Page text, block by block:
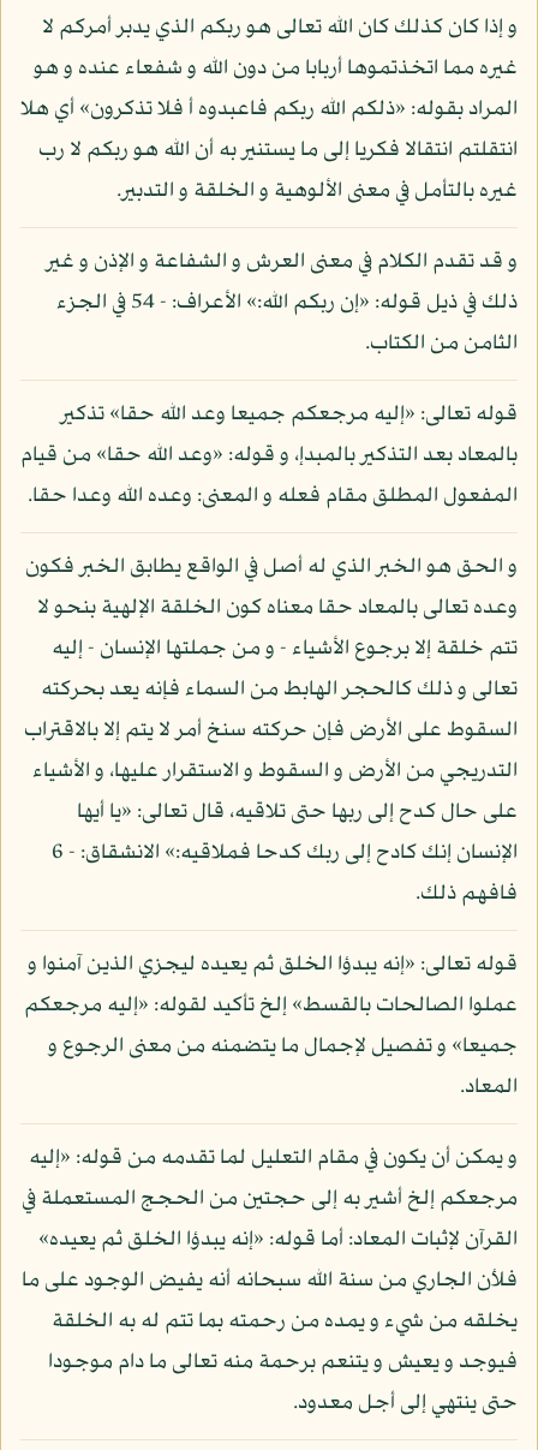
و إذا كان كذلك كان الله تعالى هو ربكم الذي يدبر أمركم لا
غيره مما اتخذتموها أربابا من دون الله و شفعاء عنده و هو
المراد بقوله: «ذلكم الله ربكم فاعبدوه أ فلا تذكرون» أي هلا
انتقلتم انتقالا فكريا إلى ما يستنير به أن الله هو ربكم لا رب
غيره بالتأمل في معنى الألوهية و الخلقة و التدبير.
و قد تقدم الكلام في معنى العرش و الشفاعة و الإذن و غير
ذلك في ذيل قوله: «إن ربكم الله:» الأعراف: - 54 في الجزء
الثامن من الكتاب.
قوله تعالى: «إليه مرجعكم جميعا وعد الله حقا» تذكير
بالمعاد بعد التذكير بالمبدإ، و قوله: «وعد الله حقا» من قيام
المفعول المطلق مقام فعله و المعنى: وعده الله وعدا حقا.
و الحق هو الخبر الذي له أصل في الواقع يطابق الخبر فكون
وعده تعالى بالمعاد حقا معناه كون الخلقة الإلهية بنحو لا
تتم خلقة إلا برجوع الأشياء - و من جملتها الإنسان - إليه
تعالى و ذلك كالحجر الهابط من السماء فإنه يعد بحركته
السقوط على الأرض فإن حركته سنخ أمر لا يتم إلا بالاقتراب
التدريجي من الأرض و السقوط و الاستقرار عليها، و الأشياء
على حال كدح إلى ربها حتى تلاقيه، قال تعالى: «يا أيها
الإنسان إنك كادح إلى ربك كدحا فملاقيه:» الانشقاق: - 6
فافهم ذلك.
قوله تعالى: «إنه يبدؤا الخلق ثم يعيده ليجزي الذين آمنوا و
عملوا الصالحات بالقسط» إلخ تأكيد لقوله: «إليه مرجعكم
جميعا» و تفصيل لإجمال ما يتضمنه من معنى الرجوع و
المعاد.
و يمكن أن يكون في مقام التعليل لما تقدمه من قوله: «إليه
مرجعكم إلخ أشير به إلى حجتين من الحجج المستعملة في
القرآن لإثبات المعاد: أما قوله: «إنه يبدؤا الخلق ثم يعيده»
فلأن الجاري من سنة الله سبحانه أنه يفيض الوجود على ما
يخلقه من شيء و يمده من رحمته بما تتم له به الخلقة
فيوجد و يعيش و يتنعم برحمة منه تعالى ما دام موجودا
حتى ينتهي إلى أجل معدود.